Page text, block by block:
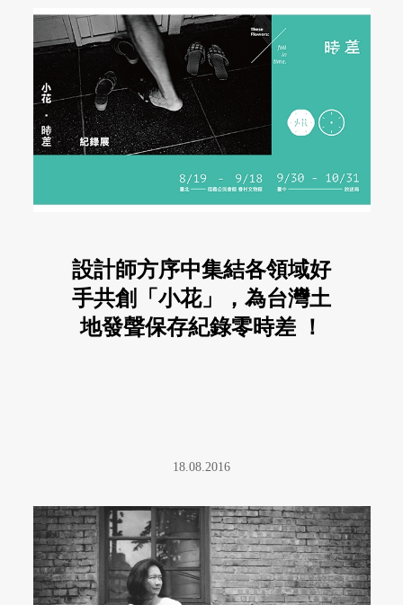
設計師方序中集結各領域好
手共創「小花」，為台灣土
地發聲保存紀錄零時差 ！
18.08.2016